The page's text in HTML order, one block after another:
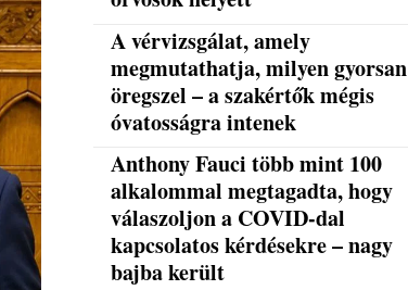
A vérvizsgálat, amely
megmutathatja, milyen gyorsan
öregszel – a szakértők mégis
óvatosságra intenek
Anthony Fauci több mint 100
alkalommal megtagadta, hogy
válaszoljon a COVID-dal
kapcsolatos kérdésekre – nagy
bajba került